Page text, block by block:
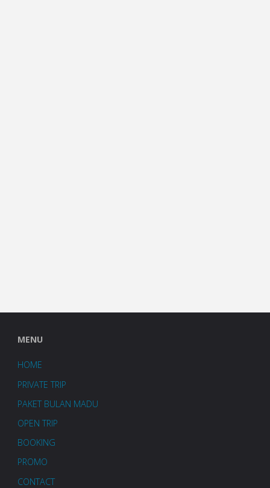
MENU
HOME
PRIVATE TRIP
PAKET BULAN MADU
OPEN TRIP
BOOKING
PROMO
CONTACT